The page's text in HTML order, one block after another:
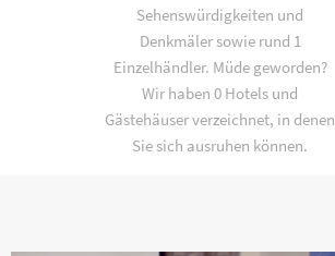
Sehenswürdigkeiten und
Denkmäler sowie rund 1
Einzelhändler. Müde geworden?
Wir haben 0 Hotels und
Gästehäuser verzeichnet, in denen
Sie sich ausruhen können.